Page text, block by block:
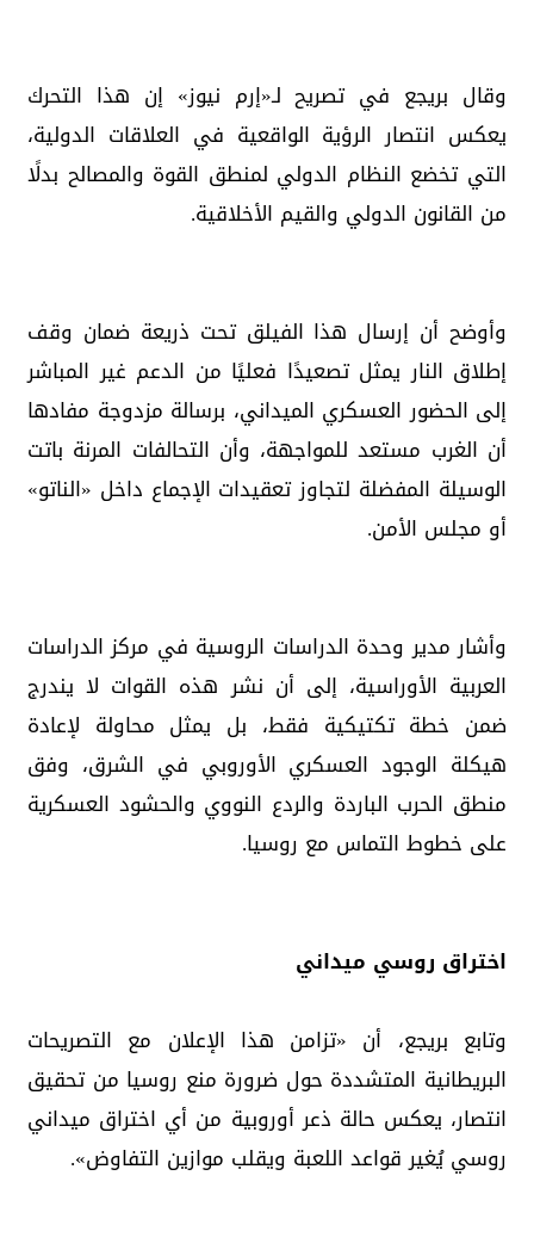
وقال بريجع في تصريح لـ«إرم نيوز» إن هذا التحرك
يعكس انتصار الرؤية الواقعية في العلاقات الدولية،
التي تخضع النظام الدولي لمنطق القوة والمصالح بدلًا
من القانون الدولي والقيم الأخلاقية.
وأوضح أن إرسال هذا الفيلق تحت ذريعة ضمان وقف
إطلاق النار يمثل تصعيدًا فعليًا من الدعم غير المباشر
إلى الحضور العسكري الميداني، برسالة مزدوجة مفادها
أن الغرب مستعد للمواجهة، وأن التحالفات المرنة باتت
الوسيلة المفضلة لتجاوز تعقيدات الإجماع داخل «الناتو»
أو مجلس الأمن.
وأشار مدير وحدة الدراسات الروسية في مركز الدراسات
العربية الأوراسية، إلى أن نشر هذه القوات لا يندرج
ضمن خطة تكتيكية فقط، بل يمثل محاولة لإعادة
هيكلة الوجود العسكري الأوروبي في الشرق، وفق
منطق الحرب الباردة والردع النووي والحشود العسكرية
على خطوط التماس مع روسيا.
اختراق روسي ميداني
وتابع بريجع، أن «تزامن هذا الإعلان مع التصريحات
البريطانية المتشددة حول ضرورة منع روسيا من تحقيق
انتصار، يعكس حالة ذعر أوروبية من أي اختراق ميداني
روسي يُغير قواعد اللعبة ويقلب موازين التفاوض».